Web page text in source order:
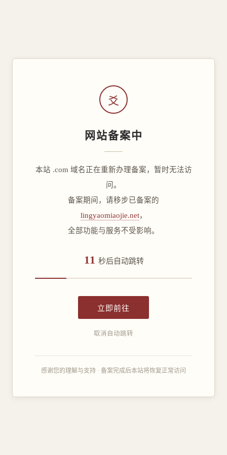
爻
网站备案中
本站 .com 域名正在重新办理备案，暂时无法访
问。
备案期间，请移步已备案的
lingyaomiaojie.net，
全部功能与服务不受影响。
11 秒后自动跳转
立即前往
取消自动跳转
感谢您的理解与支持 · 备案完成后本站将恢复正常访问